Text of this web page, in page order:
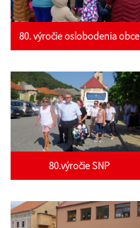
80. výročie oslobodenia obce
80.výročie SNP